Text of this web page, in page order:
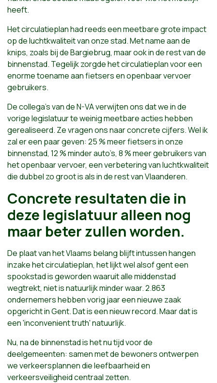
heeft.
Het circulatieplan had reeds een meetbare grote impact
op de luchtkwaliteit van onze stad. Met name aan de
knips, zoals bij de Bargiebrug, maar ook in de rest van de
binnenstad. Tegelijk zorgde het circulatieplan voor een
enorme toename aan fietsers en openbaar vervoer
gebruikers.
De collega’s van de N-VA verwijten ons dat we in de
vorige legislatuur te weinig meetbare acties hebben
gerealiseerd. Ze vragen ons naar concrete cijfers. Wel ik
zal er een paar geven: 25 % meer fietsers in onze
binnenstad, 12 % minder auto’s, 8 % meer gebruikers van
het openbaar vervoer, een verbetering van luchtkwaliteit
die dubbel zo groot is als in de rest van Vlaanderen.
Concrete resultaten die in
deze legislatuur alleen nog
maar beter zullen worden.
De plaat van het Vlaams belang blijft intussen hangen
inzake het circulatieplan, het lijkt wel alsof gent een
spookstad is geworden waaruit alle middenstad
wegtrekt, niet is natuurlijk minder waar. 2.863
ondernemers hebben vorig jaar een nieuwe zaak
opgericht in Gent. Dat is een nieuw record. Maar dat is
een 'inconvenient truth' natuurlijk.
Nu, na de binnenstad is het nu tijd voor de
deelgemeenten: samen met de bewoners ontwerpen
we verkeersplannen die leefbaarheid en
verkeersveiligheid centraal zetten.